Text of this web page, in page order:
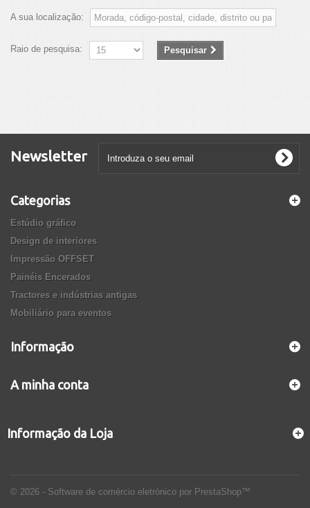
A sua localização:
Raio de pesquisa: Pesquisar
Newsletter
Categorias
Estúdio gráfico
Design de interiores
Impressão OFFSET
Painéis Encerados
Tractores e indústrias antigas
Mobiliário para eventos
Informação
© 2026 - Software de comércio eletrónico por PrestaShop™
A minha conta
Informação da Loja